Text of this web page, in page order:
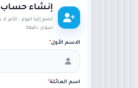
إنشاء حساب
انضم إلينا اليوم - الأمر
سوى دقيقة
الاسم الأول*
اسم العائلة*